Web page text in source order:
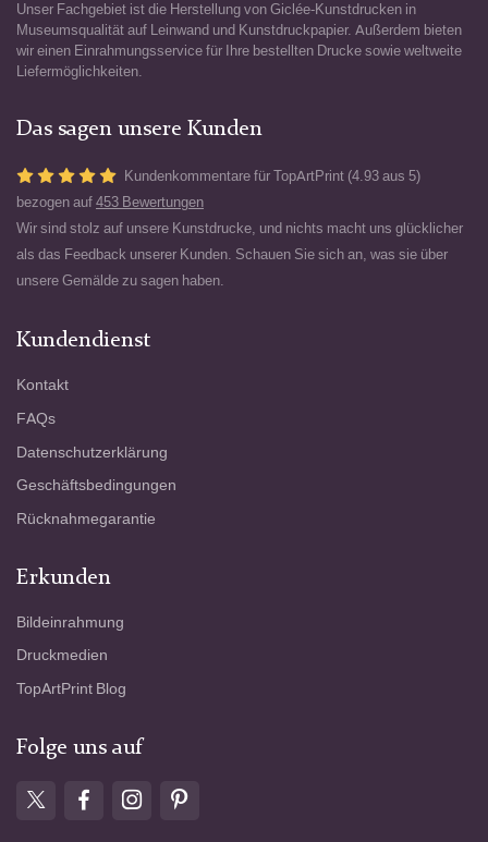
Unser Fachgebiet ist die Herstellung von Giclée-Kunstdrucken in
Museumsqualität auf Leinwand und Kunstdruckpapier. Außerdem bieten
wir einen Einrahmungsservice für Ihre bestellten Drucke sowie weltweite
Liefermöglichkeiten.
Das sagen unsere Kunden
Kundenkommentare für TopArtPrint (4.93 aus 5)
bezogen auf 453 Bewertungen
Wir sind stolz auf unsere Kunstdrucke, und nichts macht uns glücklicher
als das Feedback unserer Kunden. Schauen Sie sich an, was sie über
unsere Gemälde zu sagen haben.
Kundendienst
Kontakt
FAQs
Datenschutzerklärung
Geschäftsbedingungen
Rücknahmegarantie
Erkunden
Bildeinrahmung
Druckmedien
TopArtPrint Blog
Folge uns auf